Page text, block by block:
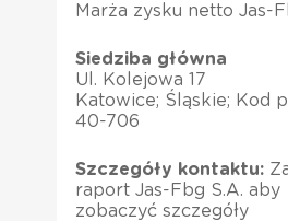
Marża zysku netto Jas-
Siedziba główna
Ul. Kolejowa 17
Katowice; Śląskie; Kod
40-706
Szczegóły kontaktu:
raport Jas-Fbg S.A. aby
zobaczyć szczegóły